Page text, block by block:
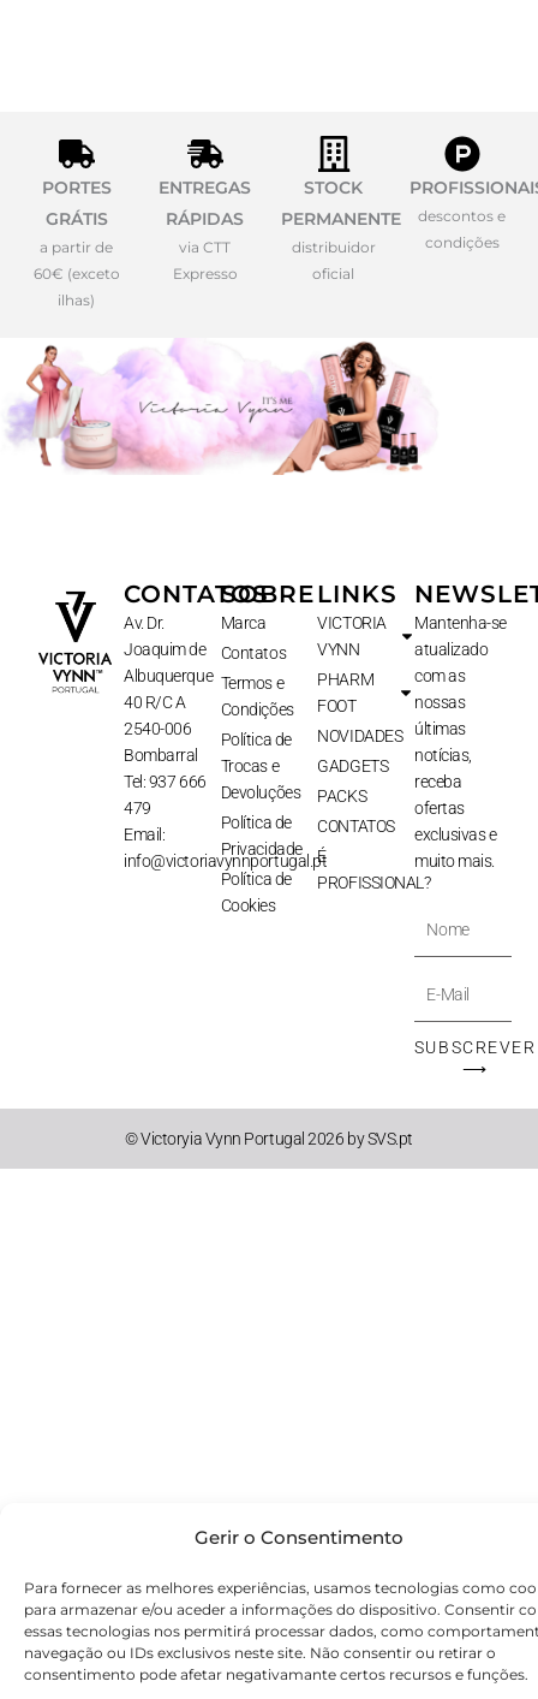
Gerir o Consentimento
Para fornecer as melhores experiências, usamos tecnologias como
para armazenar e/ou aceder a informações do dispositivo. Consentir
essas tecnologias nos permitirá processar dados, como
navegação ou IDs exclusivos neste site. Não consentir ou retirar o
consentimento pode afetar negativamante certos recursos e funções.
PORTES
GRÁTIS
a partir de
60€ (exceto
ilhas)
ENTREGAS
RÁPIDAS
via CTT
Expresso
STOCK
PERMANENTE
distribuidor
oficial
descontos e
condições
CONTATOS
Av. Dr.
Joaquim de
Albuquerque
40 R/C A
2540-006
Bombarral
Tel: 937 666
479
Email:
info@victoriavynnportugal.pt
SOBRE
Marca
Contatos
Termos e
Condições
Política de
Trocas e
Devoluções
Política de
Privacidade
Política de
Cookies
LINKS
VICTORIA
VYNN
PHARM
FOOT
NOVIDADES
GADGETS
PACKS
CONTATOS
É
PROFISSIONAL?
Mantenha-se
atualizado
com as
nossas
últimas
notícias,
receba
ofertas
exclusivas e
muito mais.
Nome
E-
Mail
SUBSCREVER
⟶
© Victoryia Vynn Portugal 2026 by SVS.pt